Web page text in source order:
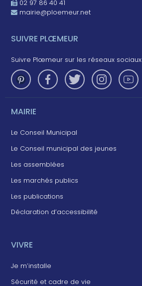
02 97 86 40 41
mairie@ploemeur.net
SUIVRE PLŒMEUR
Suivre Plœmeur sur les réseaux sociaux
MAIRIE
Le Conseil Municipal
Le Conseil municipal des jeunes
Les assemblées
Les marchés publics
Les publications
Déclaration d’accessibilité
VIVRE
Je m’installe
Sécurité et cadre de vie